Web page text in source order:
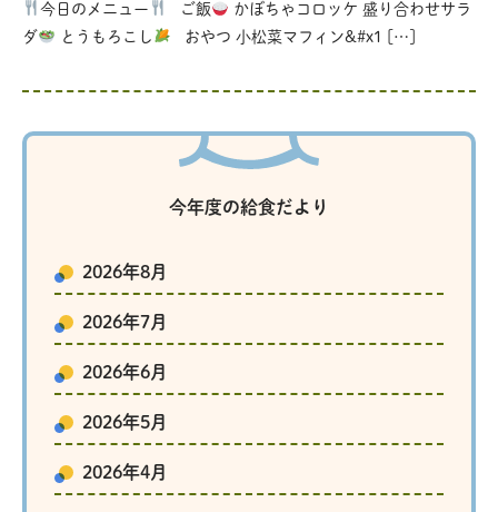
今日のメニュー ご飯
かぼちゃコロッケ 盛り合わせサラ
ダ
とうもろこし おやつ 小松菜マフィン&#x1 […]
今年度の給食だより
2026年8月
2026年7月
2026年6月
2026年5月
2026年4月